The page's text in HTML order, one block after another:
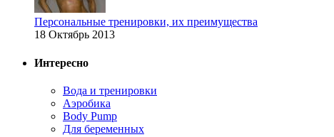
Персональные тренировки, их преимущества
18 Октябрь 2013
Интересно
Вода и тренировки
Аэробика
Body Pump
Для беременных